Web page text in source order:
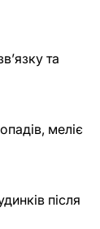
та
меліє
після